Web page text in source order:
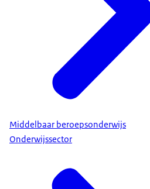
Middelbaar beroepsonderwijs
Onderwijssector